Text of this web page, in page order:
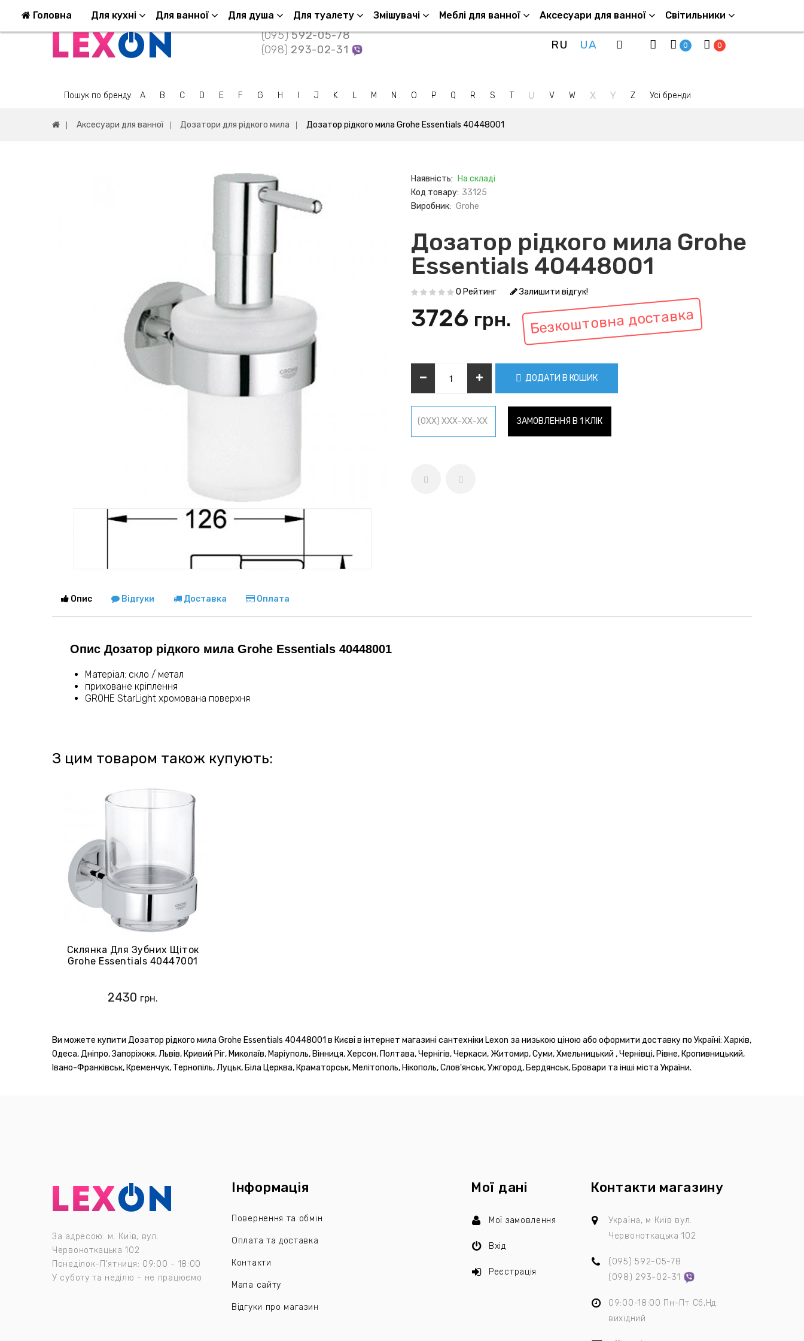
(095)592-05-78
(098) 293-02-31 RU UA 0 0
Головна Для кухні Для ванної Для душа Для туалету Змішувачі Меблі для ванної Аксесуари для ванної Світильники
Пошук по бренду: A B C D E F G H J K L M N O P Q R S T U V W X Y Z Усі бренди
Аксесуари для ванної Дозатори для рідкого мила Дозатор рідкого мила Grohe Essentials 40448001
Наявність:
На складі
Код товару: 33125
Виробник: Grohe
Дозатор рідкого мила Grohe
Essentials 40448001
0 Рейтинг Залишити відгук!
3726 грн. Безкоштовна доставка
ДОДАТИ В КОШИК
ЗАМОВЛЕННЯ В 1 КЛІК
Опис Відгуки Доставка Оплата
Опис Дозатор рідкого мила Grohe Essentials 40448001
Матеріал: скло / метал
приховане кріплення
GROHE StarLight хромована поверхня
З цим товаром також купують:
Склянка Для Зубних Щіток
Grohe Essentials 40447001
2430 грн.
Ви можете купити Дозатор рідкого мила Grohe Essentials 40448001 в Києві в інтернет магазині сантехніки Lexon за низькою ціною або оформити доставку по Україні: Харків,
Одеса, Дніпро, Запоріжжя, Львів, Кривий Ріг, Миколаїв, Маріуполь, Вінниця, Херсон, Полтава, Чернігів, Черкаси, Житомир, Суми, Хмельницький , Чернівці, Рівне, Кропивницький,
Івано-Франківськ, Кременчук, Тернопіль, Луцьк, Біла Церква, Краматорськ, Мелітополь, Нікополь, Слов'янськ, Ужгород, Бердянськ, Бровари та інші міста України.
За адресою: м. Київ, вул.
Червоноткацька 102
Понеділок-П'ятниця: 09:00 - 18:00
У суботу та неділю - не працюємо
Інформація
Повернення та обмін
Оплата та доставка
Контакти
Мапа сайту
Відгуки про магазин
Мої дані
Мої замовлення
Вхід
Реєстрація
Контакти магазину
Україна, м Київ вул.
Червоноткацька 102
(095) 592-05-78
(098) 293-02-31
09:00-18:00 Пн-Пт Сб,Нд:
вихідний